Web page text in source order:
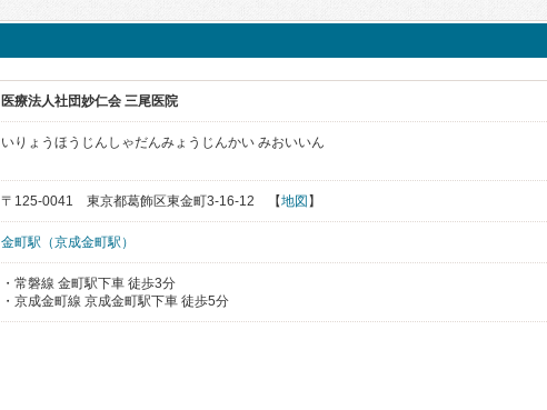
医療法人社団妙仁会 三尾医院
いりょうほうじんしゃだんみょうじんかい みおいいん
〒125-0041 東京都葛飾区東金町3-16-12 【地図 】
金町駅（京成金町駅）
・常磐線 金町駅下車 徒歩3分
・京成金町線 京成金町駅下車 徒歩5分